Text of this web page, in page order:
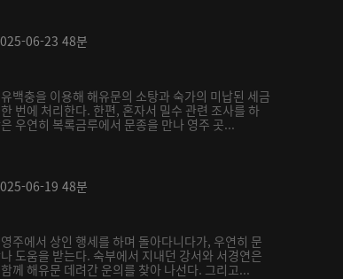
06-23 48분
백충을 이용해 해유문의 소탕과 숙가의 미납된 세금
번에 처리한다. 한편, 혼자서 밀수 관련 조사를 하
우연히 복록금루에서 문종을 만나 영주 곳...
06-19 48분
주에서 상인 행세를 하며 돌아다니다가, 우연히 문
도움을 받는다. 숙부에서 지내던 강서와 서경연은
께 해유문 데려간 운의를 찾아 나선다. 그리고...